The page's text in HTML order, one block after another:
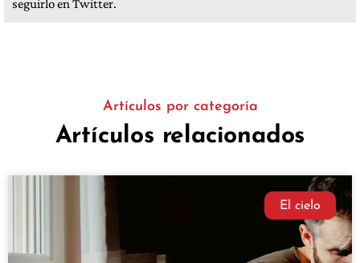
seguirlo en Twitter.
Artículos por categoría
Artículos relacionados
El cielo